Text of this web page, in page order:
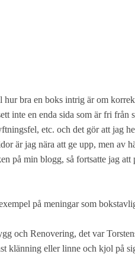
hur bra en boks intrig är om
inte en enda sida som är fri
etc. och det gör att jag
är jag nära att ge upp, men av
på min blogg, så fortsatte jag
på meningar som
och Renovering, det var
klänning eller linne och kjol på